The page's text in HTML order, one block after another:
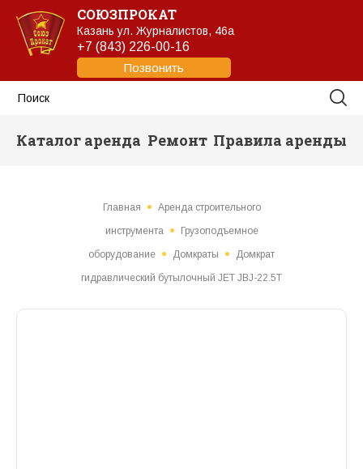
СОЮЗПРОКАТ
Казань ул. Журналистов, 46а
+7 (843) 226-00-16
Позвонить
Каталог аренда Ремонт Правила аренды
Главная Аренда строительного
инструмента Грузоподъемное
оборудование Домкраты Домкрат
гидравлический бутылочный JET JBJ-22.5T